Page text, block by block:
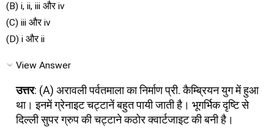
(B) i, ii, iii और iv
(C) iii और iv
(D) i और ii
View Answer
उत्तर: (A) अरावली पर्वतमाला का निर्माण प्री. कैम्ब्रियन युग में हुआ
था। इनमें ग्रेनाइट चट्टानें बहुत पायी जाती है। भूगर्भिक दृष्टि से
दिल्ली सुपर ग्रुप की चट्टाने कठोर क्वार्टजाइट की बनी है।